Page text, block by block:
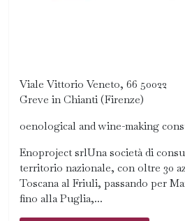
Viale Vittorio Veneto, 66 50022
Greve in Chianti (Firenze)
oenological and wine-making
Enoproject srlUna società di
territorio nazionale, con oltre 30
Toscana al Friuli, passando per
fino alla Puglia,...